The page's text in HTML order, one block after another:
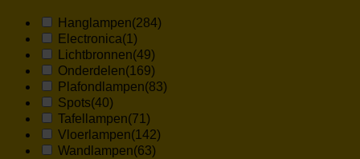
Hanglampen(284)
Electronica(1)
Lichtbronnen(49)
Onderdelen(169)
Plafondlampen(83)
Spots(40)
Tafellampen(71)
Vloerlampen(142)
Wandlampen(63)